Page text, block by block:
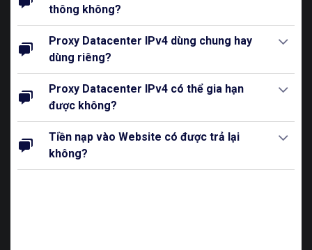
thông không?
Proxy Datacenter IPv4 dùng chung hay
dùng riêng?
Proxy Datacenter IPv4 có thể gia hạn
được không?
Tiền nạp vào Website có được trả lại
không?